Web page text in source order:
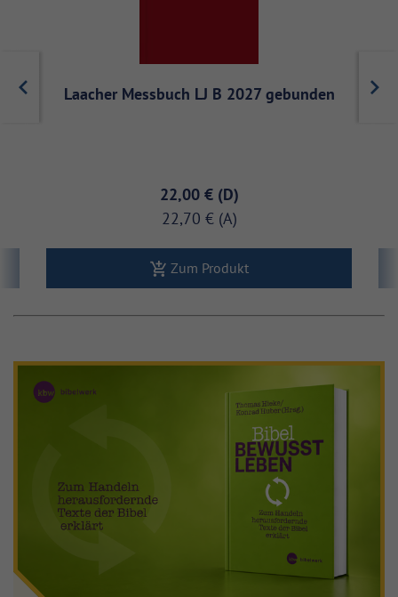
Laacher Messbuch LJ B 2027 gebunden
22,00 €
22,70 €
Zum Produkt